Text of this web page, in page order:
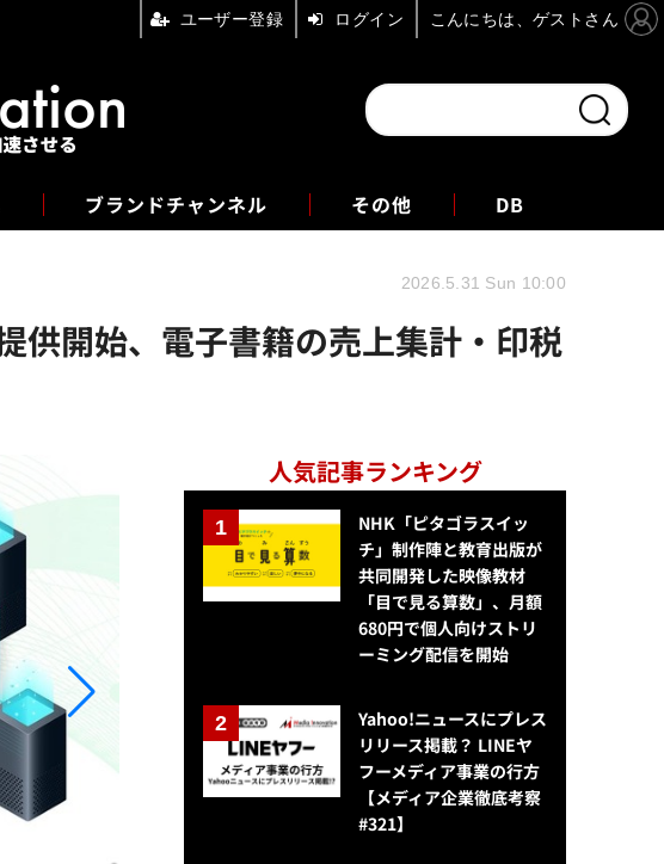
ブランドチャンネル
フォーエム その他 DB
供開始、電子書籍の売上集計・印税
2026.5.31 Sun 10:00
人気記事ランキング
NHK「ピタゴラスイッ
チ」制作陣と教育出版が
共同開発した映像教材
「目で見る算数」、月額
680円で個人向けストリ
ーミング配信を開始
Yahoo!ニュースにプレス
リリース掲載？ LINEヤ
フーメディア事業の行方
【メディア企業徹底考察
#321】
ユーザー登録 ログイン こんにちは、ゲストさん